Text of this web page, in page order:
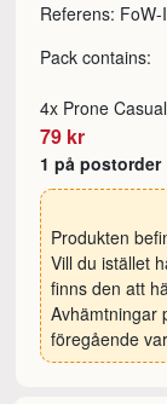
Referens: FoW-
Pack contains:
4x Prone
79 kr
1 på postorder
Produkten
Vill du istället
finns den att
Avhämtningar
föregående